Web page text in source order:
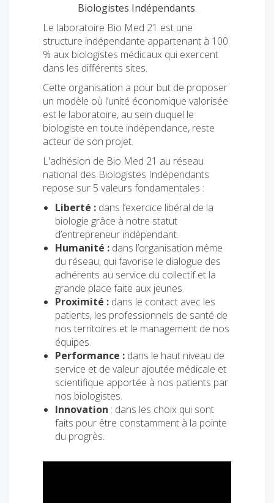
Biologistes Indépendants.
Le laboratoire Bio Med 21 est une
structure indépendante appartenant à 100
% aux biologistes médicaux qui exercent
dans les différents sites.
Cette organisation a pour but de proposer
un modèle où l’unité économique valorisée
est le laboratoire, au sein duquel le
biologiste en toute indépendance, reste
acteur de son projet.
L'adhésion de Bio Med 21 au réseau
national des Biologistes Indépendants
repose sur 5 valeurs fondamentales :
Liberté : dans l’exercice libéral de la
biologie grâce à notre statut
d’entrepreneur indépendant.
Humanité : dans l’organisation même
du réseau, qui favorise le dialogue des
adhérents au service du collectif et la
grande place faite aux jeunes.
Proximité : dans le contact avec les
patients, les professionnels de santé de
nos territoires et le management de nos
équipes.
Performance : dans le haut niveau de
service et de valeur ajoutée médicale et
scientifique apportée à nos patients par
nos biologistes.
Innovation : dans les choix qui sont
faits pour être constamment à la pointe
du progrès.